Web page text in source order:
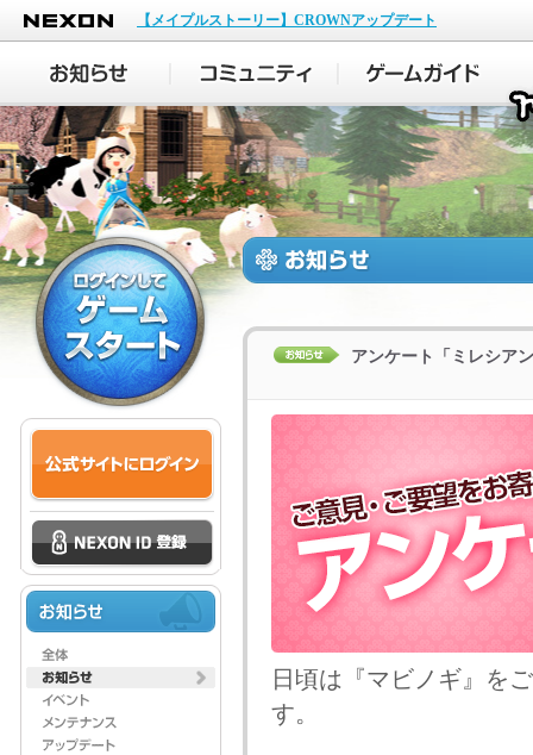
NEXON
【メイプルストーリー】CROWNアップデート
アンケート「ミレシア
日頃は『マビノギ』を
す。